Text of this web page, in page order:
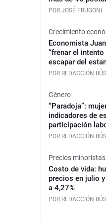
POR JOSÉ FRUGONI
Crecimiento
Economista
“frenar el
escapar del
POR REDACCIÓN
Género
“Paradoja”:
indicadores de
participación
POR REDACCIÓN
Precios minoristas
Costo de vida:
precios en julio
a 4,27%
POR REDACCIÓN